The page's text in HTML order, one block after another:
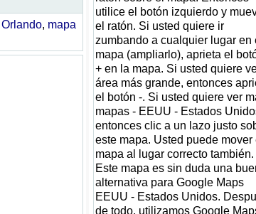
, mapa
utilice el botón izquierdo y
el ratón. Si usted quiere ir
zumbando a cualquier lugar en
mapa (ampliarlo), aprieta el
+ en la mapa. Si usted quiere
área más grande, entonces
el botón -. Si usted quiere ver
mapas - EEUU - Estados
entonces clic a un lazo justo
este mapa. Usted puede mover
mapa al lugar correcto también.
Este mapa es sin duda una
alternativa para Google Maps
EEUU - Estados Unidos.
de todo, utilizamos Google